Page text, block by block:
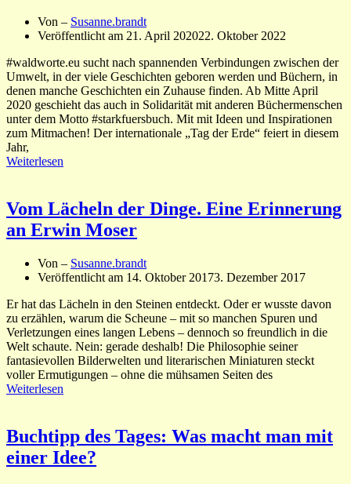
Von – Susanne.brandt
Veröffentlicht am 21. April 202022. Oktober 2022
#waldworte.eu sucht nach spannenden Verbindungen zwischen der
Umwelt, in der viele Geschichten geboren werden und Büchern, in
denen manche Geschichten ein Zuhause finden. Ab Mitte April
2020 geschieht das auch in Solidarität mit anderen Büchermenschen
unter dem Motto #starkfuersbuch. Mit mit Ideen und Inspirationen
zum Mitmachen! Der internationale „Tag der Erde“ feiert in diesem
Jahr,
Weiterlesen
Vom Lächeln der Dinge. Eine Erinnerung
an Erwin Moser
Von – Susanne.brandt
Veröffentlicht am 14. Oktober 20173. Dezember 2017
Er hat das Lächeln in den Steinen entdeckt. Oder er wusste davon
zu erzählen, warum die Scheune – mit so manchen Spuren und
Verletzungen eines langen Lebens – dennoch so freundlich in die
Welt schaute. Nein: gerade deshalb! Die Philosophie seiner
fantasievollen Bilderwelten und literarischen Miniaturen steckt
voller Ermutigungen – ohne die mühsamen Seiten des
Weiterlesen
Buchtipp des Tages: Was macht man mit
einer Idee?